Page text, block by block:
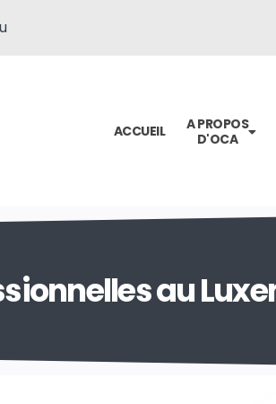
ACCUEIL
A PROPOS
D'OCA
au